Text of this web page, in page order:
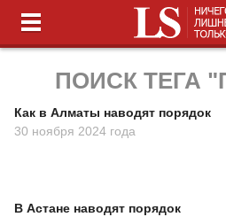
ПОИСК ТЕГА
Как в Алматы наводят порядок
30 ноября 2024 года
В Астане наводят порядок